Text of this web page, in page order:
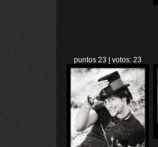
puntos 23 | votos: 23